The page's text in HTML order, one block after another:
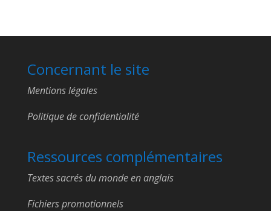
Concernant le site
Mentions légales
Politique de confidentialité
Ressources complémentaires
Textes sacrés du monde en anglais
Fichiers promotionnels